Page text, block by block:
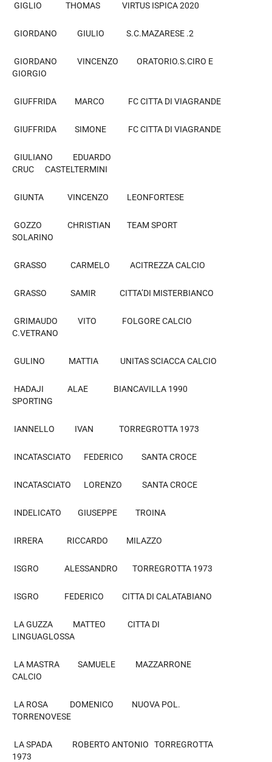
GIGLIO THOMAS VIRTUS ISPICA 2020
GIORDANO GIULIO S.C.MAZARESE .2
GIORDANO VINCENZO ORATORIO.S.CIRO E
GIORGIO
GIUFFRIDA MARCO FC CITTA DI VIAGRANDE
GIUFFRIDA SIMONE FC CITTA DI VIAGRANDE
GIULIANO EDUARDO
CRUC CASTELTERMINI
GIUNTA VINCENZO LEONFORTESE
GOZZO CHRISTIAN TEAM SPORT
SOLARINO
GRASSO CARMELO ACITREZZA CALCIO
GRASSO SAMIR CITTA’DI MISTERBIANCO
GRIMAUDO VITO FOLGORE CALCIO
C.VETRANO
GULINO MATTIA UNITAS SCIACCA CALCIO
HADAJI ALAE BIANCAVILLA 1990
SPORTING
IANNELLO IVAN TORREGROTTA 1973
INCATASCIATO FEDERICO SANTA CROCE
INCATASCIATO LORENZO SANTA CROCE
INDELICATO GIUSEPPE TROINA
IRRERA RICCARDO MILAZZO
ISGRO ALESSANDRO TORREGROTTA 1973
ISGRO FEDERICO CITTA DI CALATABIANO
LA GUZZA MATTEO CITTA DI
LINGUAGLOSSA
LA MASTRA SAMUELE MAZZARRONE
CALCIO
LA ROSA DOMENICO NUOVA POL.
TORRENOVESE
LA SPADA ROBERTO ANTONIO TORREGROTTA
1973